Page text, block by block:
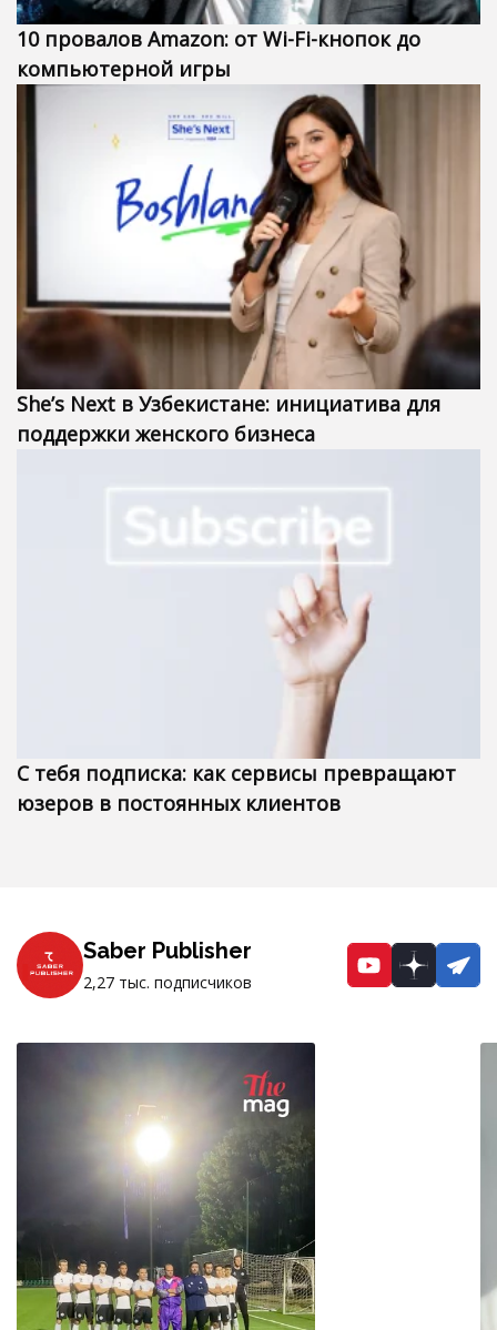
10 провалов Amazon: от Wi-Fi-кнопок до
компьютерной игры
She’s Next в Узбекистане: инициатива для
поддержки женского бизнеса
С тебя подписка: как сервисы превращают
юзеров в постоянных клиентов
Saber Publisher
2,27 тыс. подписчиков
YouTubeDzen